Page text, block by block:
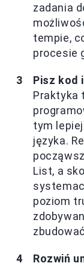
zadania
tempie,
procesie
Pisz kod
Praktyka
tym
języka.
List, a
poziom
Rozwiń